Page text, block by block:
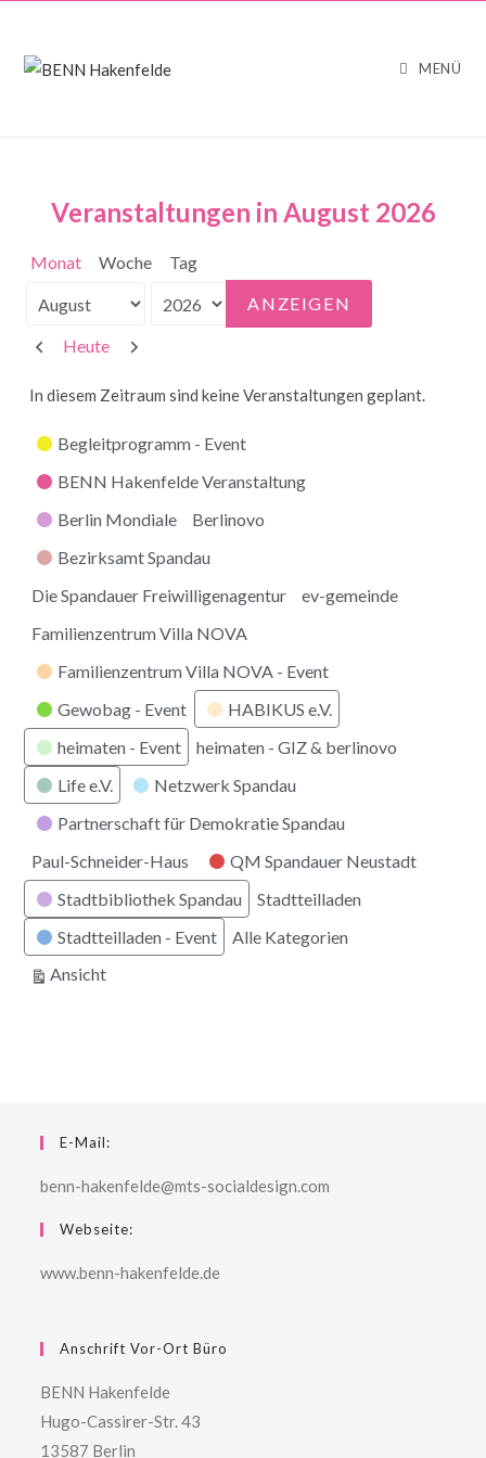
MENÜ
Veranstaltungen in August 2026
Monat Woche Tag
Monat
Jahr
Zurück
Heute Weiter
In diesem Zeitraum sind keine Veranstaltungen geplant.
Kategorien
Begleitprogramm - Event
BENN Hakenfelde Veranstaltung
Berlin Mondiale
Berlinovo
Bezirksamt Spandau
Die Spandauer Freiwilligenagentur
ev-gemeinde
Familienzentrum Villa NOVA
Familienzentrum Villa NOVA - Event
Gewobag - Event
HABIKUS e.V.
heimaten - Event
heimaten - GIZ & berlinovo
Life e.V.
Netzwerk Spandau
Partnerschaft für Demokratie Spandau
Paul-Schneider-Haus
QM Spandauer Neustadt
Stadtbibliothek Spandau
Stadtteilladen
Stadtteilladen - Event
Alle Kategorien
Ansichtausdrucken
E-Mail:
benn-hakenfelde@mts-socialdesign.com
Webseite:
www.benn-hakenfelde.de
Anschrift Vor-Ort Büro
BENN Hakenfelde
Hugo-Cassirer-Str. 43
13587 Berlin